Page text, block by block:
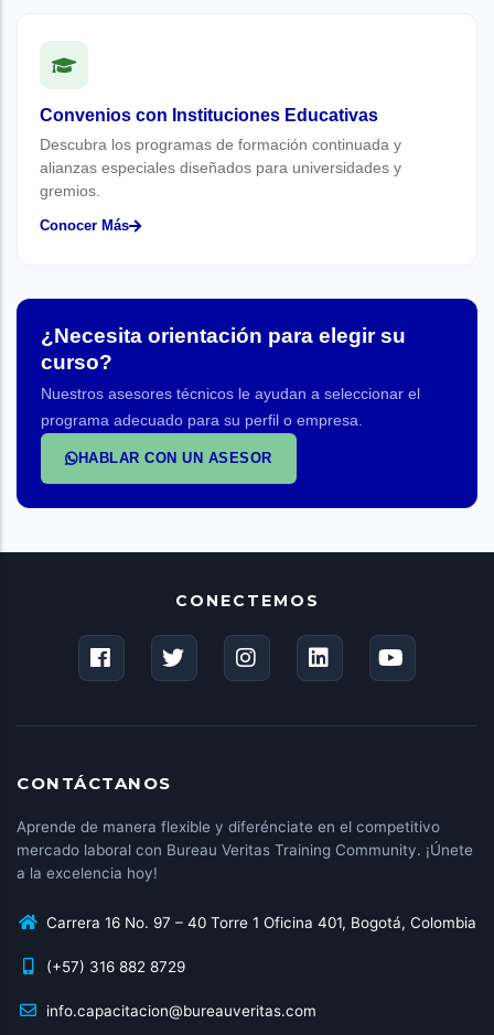
Convenios con Instituciones Educativas
Descubra los programas de formación continuada y
alianzas especiales diseñados para universidades y
gremios.
Conocer Más
¿Necesita orientación para elegir su
curso?
Nuestros asesores técnicos le ayudan a seleccionar el
programa adecuado para su perfil o empresa.
HABLAR CON UN ASESOR
CONECTEMOS
CONTÁCTANOS
Aprende de manera flexible y diferénciate en el competitivo
mercado laboral con Bureau Veritas Training Community. ¡Únete
a la excelencia hoy!
Carrera 16 No. 97 – 40 Torre 1 Oficina 401, Bogotá, Colombia
(+57) 316 882 8729
info.capacitacion@bureauveritas.com